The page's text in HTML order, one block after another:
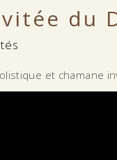
du
et chamane